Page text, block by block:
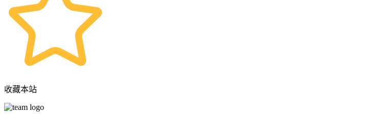
收藏本站